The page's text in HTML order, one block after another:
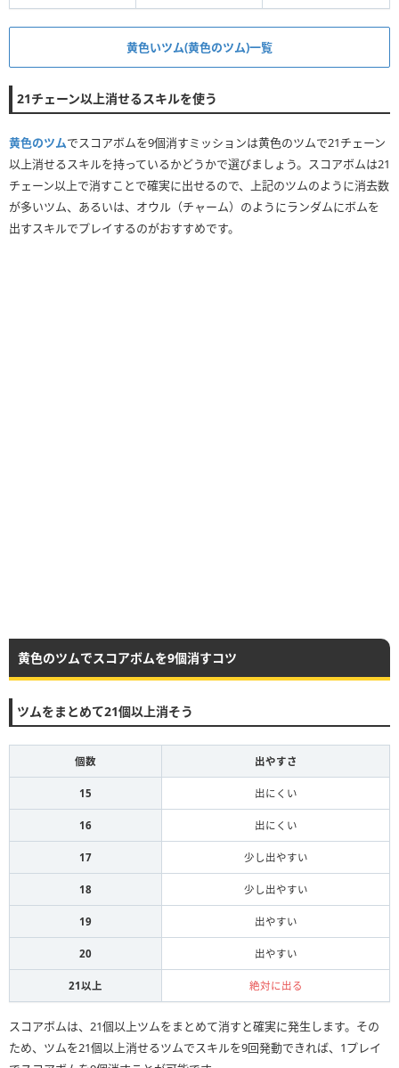
黄色いツム(黄色のツム)一覧
21チェーン以上消せるスキルを使う
黄色のツムでスコアボムを9個消すミッションは黄色のツムで21チェーン
以上消せるスキルを持っているかどうかで選びましょう。スコアボムは21
チェーン以上で消すことで確実に出せるので、上記のツムのように消去数
が多いツム、あるいは、オウル（チャーム）のようにランダムにボムを
出すスキルでプレイするのがおすすめです。
黄色のツムでスコアボムを9個消すコツ
ツムをまとめて21個以上消そう
個数 出やすさ
15 出にくい
16 出にくい
17 少し出やすい
18 少し出やすい
19 出やすい
20 出やすい
21以上 絶対に出る
スコアボムは、21個以上ツムをまとめて消すと確実に発生します。その
ため、ツムを21個以上消せるツムでスキルを9回発動できれば、1プレイ